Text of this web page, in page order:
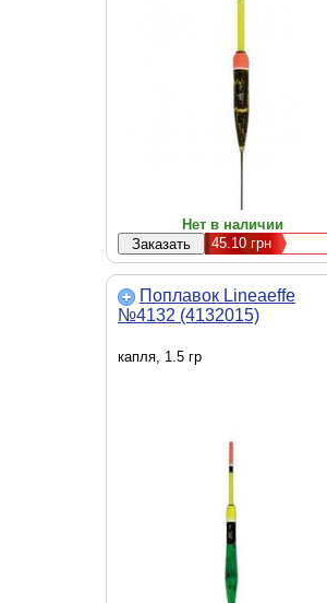
Нет в наличии
45.10 грн
Поплавок Lineaeffe
№4132 (4132015)
капля, 1.5 гр